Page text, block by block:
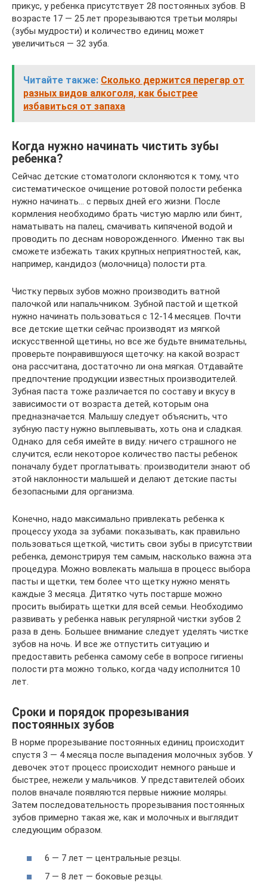
прикус, у ребенка присутствует 28 постоянных зубов. В
возрасте 17 — 25 лет прорезываются третьи моляры
(зубы мудрости) и количество единиц может
увеличиться — 32 зуба.
Читайте также: Сколько держится перегар от
разных видов алкоголя, как быстрее
избавиться от запаха
Когда нужно начинать чистить зубы
ребенка?
Сейчас детские стоматологи склоняются к тому, что
систематическое очищение ротовой полости ребенка
нужно начинать… с первых дней его жизни. После
кормления необходимо брать чистую марлю или бинт,
наматывать на палец, смачивать кипяченой водой и
проводить по деснам новорожденного. Именно так вы
сможете избежать таких крупных неприятностей, как,
например, кандидоз (молочница) полости рта.
Чистку первых зубов можно производить ватной
палочкой или напальчником. Зубной пастой и щеткой
нужно начинать пользоваться с 12-14 месяцев. Почти
все детские щетки сейчас производят из мягкой
искусственной щетины, но все же будьте внимательны,
проверьте понравившуюся щеточку: на какой возраст
она рассчитана, достаточно ли она мягкая. Отдавайте
предпочтение продукции известных производителей.
Зубная паста тоже различается по составу и вкусу в
зависимости от возраста детей, которым она
предназначается. Малышу следует объяснить, что
зубную пасту нужно выплевывать, хоть она и сладкая.
Однако для себя имейте в виду: ничего страшного не
случится, если некоторое количество пасты ребенок
поначалу будет проглатывать: производители знают об
этой наклонности малышей и делают детские пасты
безопасными для организма.
Конечно, надо максимально привлекать ребенка к
процессу ухода за зубами: показывать, как правильно
пользоваться щеткой, чистить свои зубы в присутствии
ребенка, демонстрируя тем самым, насколько важна эта
процедура. Можно вовлекать малыша в процесс выбора
пасты и щетки, тем более что щетку нужно менять
каждые 3 месяца. Дитятко чуть постарше можно
просить выбирать щетки для всей семьи. Необходимо
развивать у ребенка навык регулярной чистки зубов 2
раза в день. Большее внимание следует уделять чистке
зубов на ночь. И все же отпустить ситуацию и
предоставить ребенка самому себе в вопросе гигиены
полости рта можно только, когда чаду исполнится 10
лет.
Сроки и порядок прорезывания
постоянных зубов
В норме прорезывание постоянных единиц происходит
спустя 3 — 4 месяца после выпадения молочных зубов. У
девочек этот процесс происходит немного раньше и
быстрее, нежели у мальчиков. У представителей обоих
полов вначале появляются первые нижние моляры.
Затем последовательность прорезывания постоянных
зубов примерно такая же, как и молочных и выглядит
следующим образом.
6 — 7 лет — центральные резцы.
7 — 8 лет — боковые резцы.